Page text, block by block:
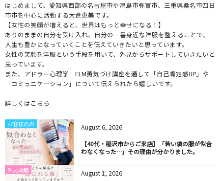
はじめまして、愛知県西部の名古屋市や津島市弥富市、三重県桑名市四日
市市を中心に活動する大倉恵美です。
【女性の笑顔が増えると、世界はもっと幸せになる！】
ありのままの自分を受け入れ、自分の一番身近な洋服を整えることで、
人生も豊かになっていくことを伝えていきたいと思っています。
女性の笑顔を洋服という手段を用いて、外見からサポートしていきたいと
思っています。
また、アドラー心理学 ELM勇気づけ講座を通して「自己肯定感UP」や
「コミュニケーション」について伝えられたら嬉しいです。
詳しくはこちら
お客様の声 August6, 2026
【40代・稲沢市からご来店】「若い頃の服が似合
わなくなった…」その理由が分かりました。
外見戦略 August1, 2026